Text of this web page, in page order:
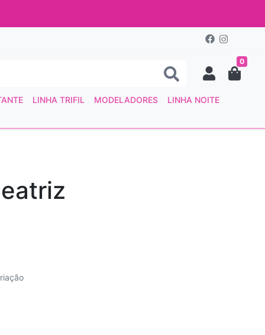
0
LINHA TRIFIL MODELADORES LINHA NOITE